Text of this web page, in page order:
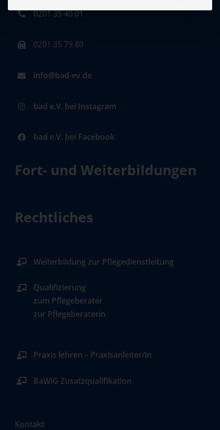
0201 35 40 01
0201 35 79 80
info@bad-ev.de
bad e.V. bei Instagram
bad e.V. bei Facebook
Fort- und Weiterbildungen
Rechtliches
Weiterbildung zur Pflegedienstleitung
Qualifizierung
zum Pflegeberater
zur Pflegeberaterin
Praxis lehren – Praxisanleiter/in
BaWiG Zusatzqualifikation
Kontakt